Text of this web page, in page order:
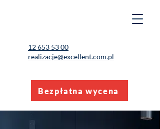
12 653 53 00
realizacje@excellent.com.pl
Bezpłatna wycena